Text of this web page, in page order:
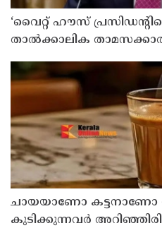
‘വൈറ്റ് ഹൗസ്
താൽക്കാലിക
പൊളിച്ചുമാറ്റി ബോൾറൂം
നീക്കങ്ങൾക്ക് കോടതിയുടെ
ചായയാണോ കട്ടനാണോ
കുടിക്കുന്നവർ